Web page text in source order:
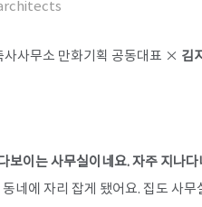
사사무소 만화기획 공동대표 × 김
보이는 사무실이네요. 자주 지나
네에 자리 잡게 됐어요. 집도 사